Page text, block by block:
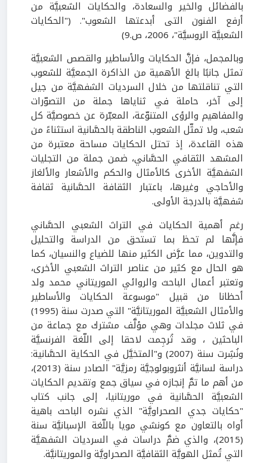
بالفضائل والخير والسعادة، والحكايات الشعبيَّة من
أرفع الفنون التى أبدعتها الشعوب". ("الحكايات
الشعبيَّة الروسيَّة"، 2006، ص.9)
وبالمجمل، فإنَّ الحكايات والأساطير والقصص الشعبيَّة
تمثل جانبًا بالغ الأهمية من الذاكرة الجمعيَّة للشعوب
التي تناقلتها من خلال السرديات الشفهيَّة من جيل
إلى آخر، حاملة في ثناياها جملة من التصوّرات
والمفاهيم والرؤى المتنوّعة، المعبّرة عن خصوصيَّة كل
شعب، ولا تمثّل الشعوب الناطقة بالحسَّانية استثناءً من
هذه القاعدة، إذ تحتل الحكايات مساحة معتبرة من
المشهد الثقافي الحسَّاني، ضمن جملة من التجليات
الشفهيَّة الأخرى كالأمثال والحكم والأشعار والألغاز
والأحاجي وغيرها، باعتبار الثقافة الحسَّانية ثقافة
شفهيَّة بالدرجة الأولى.
رغم أهمية الحكايات في التراث الشعبي الحسَّاني
فإنَّها لم تحظ بما تستحق من الدراسة والتحليل
والتدوين، مما عرَّض الكثير منها للضياع والنسيان، كما
هو الحال مع كثير من عناصر التراث الشعبي الأخرى،
وتعتبر أعمال الباحث والروائي الموريتاني محمد ولد
أحظانا من قبيل "موسوعة الحكايات والأساطير
والأمثال الشعبيَّة الموريتانيَّة" التي صدرت سنة (1995)
في ثلاث مجلدات وهي مؤلَّف مشترك مع جماعة من
الباحثين ، وقد تُرجِمت لاحقا إلى اللّغة الفرنسيَّة
ونُشِرت سنة (2007) و"المتخيَّل في الحكاية الحسَّانية:
دراسة لسانيَّة أنثروبولوجيَّة رمزيَّة" الصادر سنة (2013)،
من أهم ما تمَّ إنجازه في سياق جمع وتقديم الحكايات
الشعبيَّة الحسَّانية في موريتانيا، إلى جانب كتاب
"حكايات جدي الصحراويَّة" الذي نشره الباحث باهية
أواه بالتعاون مع كونشي مويا باللّغة الإسبانيَّة سنة
(2015)، والذي ضمَّ دراسات في السرديات الشفهيَّة
التي تُمثل الهويَّة الثقافيَّة الصحراويَّة والموريتانيَّة.